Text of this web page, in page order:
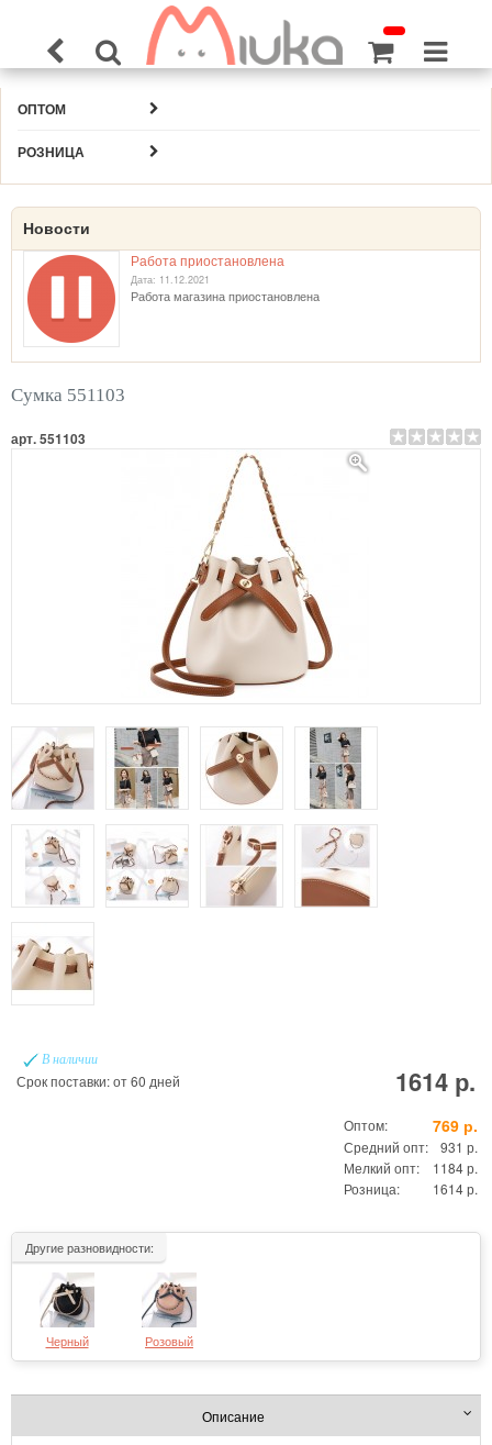
ОПТОМ
РОЗНИЦА
Новости
Работа приостановлена
Дата: 11.12.2021
Работа магазина приостановлена
Сумка 551103
арт. 551103
В наличии
Срок поставки: от 60 дней 1614 р.
Оптом: 769 р.
Средний опт:
931 р.
Мелкий опт:
1184 р.
Розница:
1614 р.
Другие разновидности:
Черный Розовый
Описание